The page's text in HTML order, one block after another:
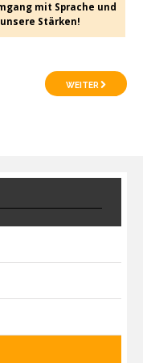
mit Sprache und
Stärken!
WEITER